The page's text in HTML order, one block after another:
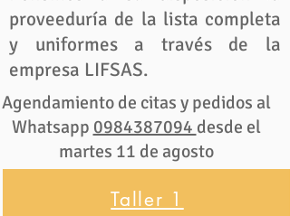
proveeduría de la lista completa
y uniformes a través de la
empresa LIFSAS.
Agendamiento de citas y pedidos al
Whatsapp 0984387094 desde el
martes 11 de agosto
Taller 1